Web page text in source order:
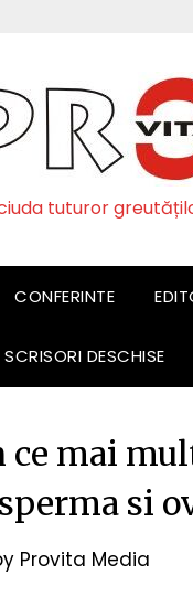
tuturor
CONFERINTE
SCRISORI DESCHISE
mai
si
Provita Media